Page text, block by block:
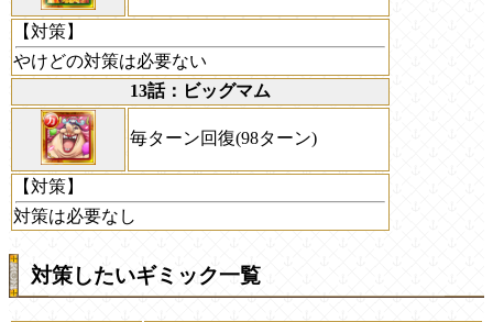
【対策】
やけどの対策は必要ない
13話：ビッグマム
毎ターン回復(98ターン)
【対策】
対策は必要なし
対策したいギミック一覧